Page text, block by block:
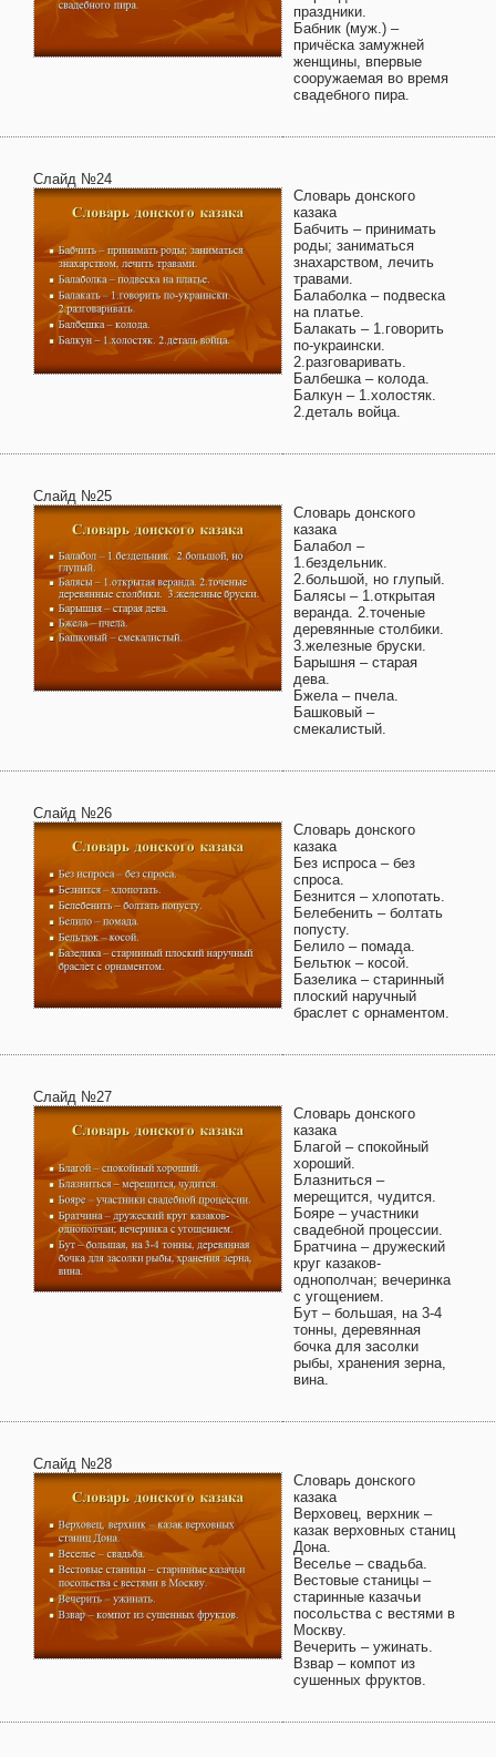
праздники.
Бабник (муж.) –
причёска замужней
женщины, впервые
сооружаемая во время
свадебного пира.
Слайд №24
Словарь донского
казака
Бабчить – принимать
роды; заниматься
знахарством, лечить
травами.
Балаболка – подвеска
на платье.
Балакать – 1.говорить
по-украински.
2.разговаривать.
Балбешка – колода.
Балкун – 1.холостяк.
2.деталь войца.
Слайд №25
Словарь донского
казака
Балабол –
1.бездельник.
2.большой, но глупый.
Балясы – 1.открытая
веранда. 2.точеные
деревянные столбики.
3.железные бруски.
Барышня – старая
дева.
Бжела – пчела.
Башковый –
смекалистый.
Слайд №26
Словарь донского
казака
Без испроса – без
спроса.
Безнится – хлопотать.
Белебенить – болтать
попусту.
Белило – помада.
Бельтюк – косой.
Базелика – старинный
плоский наручный
браслет с орнаментом.
Слайд №27
Словарь донского
казака
Благой – спокойный
хороший.
Блазниться –
мерещится, чудится.
Бояре – участники
свадебной процессии.
Братчина – дружеский
круг казаков-
однополчан; вечеринка
с угощением.
Бут – большая, на 3-4
тонны, деревянная
бочка для засолки
рыбы, хранения зерна,
вина.
Слайд №28
Словарь донского
казака
Верховец, верхник –
казак верховных станиц
Дона.
Веселье – свадьба.
Вестовые станицы –
старинные казачьи
посольства с вестями в
Москву.
Вечерить – ужинать.
Взвар – компот из
сушенных фруктов.